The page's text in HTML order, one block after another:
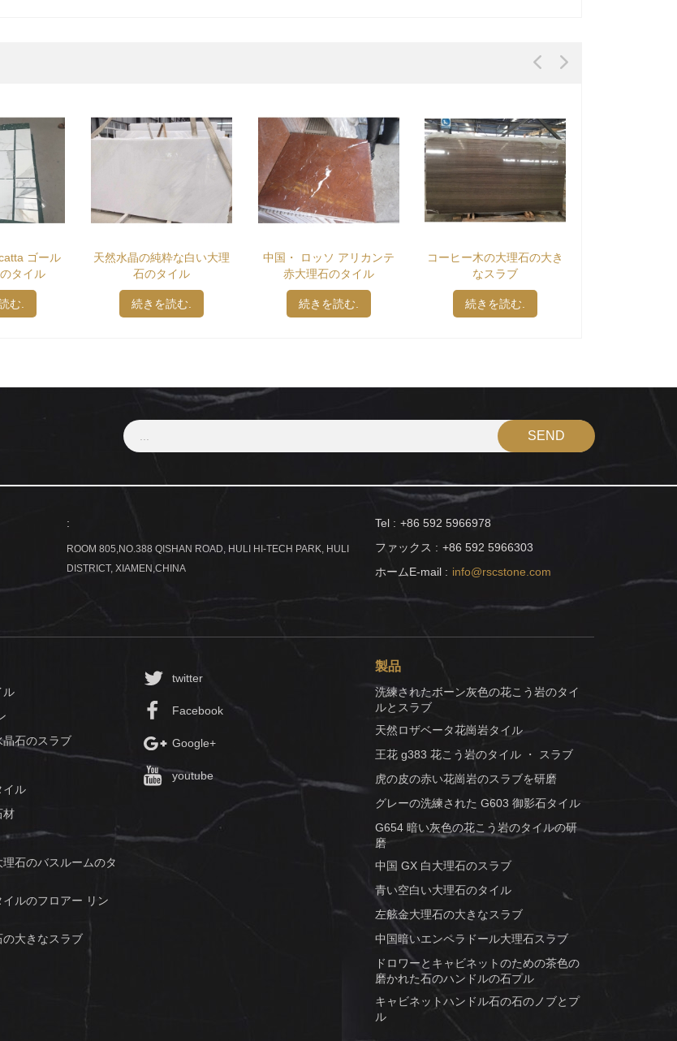
な白い大理
ル
む.
中国・ ロッソ アリカンテ
赤大理石のタイル
続きを読む.
コーヒー木の大理石の大き
なスラブ
続きを読む.
イタリア calacatta ゴール
ドの大理石のタイル
続きを読む.
Tel : +86 592 5966978
ファックス : +86 592 5966303
ホームE-mail : info@rscstone.com
:
ROOM 805,NO.388 QISHAN ROAD, HULI HI-TECH PARK, HULI
DISTRICT, XIAMEN,CHINA
ル
石のスラブ
イル
材
石のバスルームのタ
ルのフロアー リン
大きなスラブ
twitter
Facebook
Google+
youtube
製品
洗練されたボーン灰色の花こう岩のタイ
ルとスラブ
天然ロザベータ花崗岩タイル
王花 g383 花こう岩のタイル ・ スラブ
虎の皮の赤い花崗岩のスラブを研磨
グレーの洗練された G603 御影石タイル
G654 暗い灰色の花こう岩のタイルの研
磨
中国 GX 白大理石のスラブ
青い空白い大理石のタイル
左舷金大理石の大きなスラブ
中国暗いエンペラドール大理石スラブ
ドロワーとキャビネットのための茶色の
磨かれた石のハンドルの石プル
キャビネットハンドル石の石のノブとプ
ル